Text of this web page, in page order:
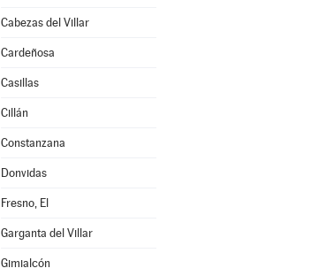
Cabezas del Villar
Cardeñosa
Casillas
Cillán
Constanzana
Donvidas
Fresno, El
Garganta del Villar
Gimialcón